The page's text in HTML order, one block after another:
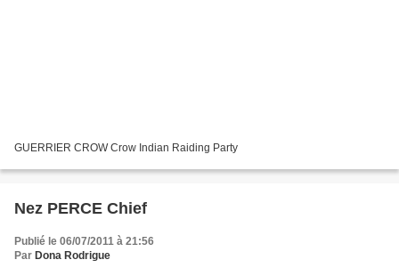
GUERRIER CROW Crow Indian Raiding Party
Nez PERCE Chief
Publié le 06/07/2011 à 21:56
Par Dona Rodrigue